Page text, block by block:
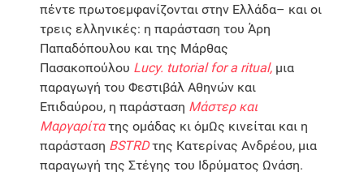
πέντε πρωτοεμφανίζονται στην Ελλάδα– και οι
τρεις ελληνικές: η παράσταση του Άρη
Παπαδόπουλου και της Μάρθας
Πασακοπούλου Lucy. tutorial for a ritual, μια
παραγωγή του Φεστιβάλ Αθηνών και
Επιδαύρου, η παράσταση Μάστερ και
Μαργαρίτατης ομάδας κι όμΩς κινείται και η
παράσταση BSTRDτης Κατερίνας Ανδρέου, μια
παραγωγή της Στέγης του Ιδρύματος Ωνάση.